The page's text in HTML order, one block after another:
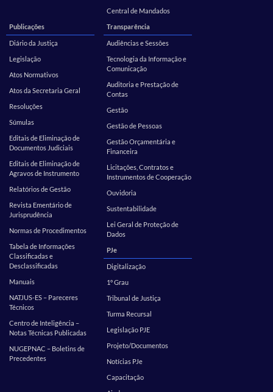
Central de Mandados
Publicações
Diário da Justiça
Legislação
Atos Normativos
Atos da Secretaria Geral
Resoluções
Súmulas
Editais de Eliminação de
Documentos Judiciais
Editais de Eliminação de
Agravos de Instrumento
Relatórios de Gestão
Revista Ementário de
Jurisprudência
Normas de Procedimentos
Tabela de Informações
Classificadas e
Desclassificadas
Manuais
NATJUS-ES – Pareceres
Técnicos
Centro de Inteligência –
Notas Técnicas Publicadas
NUGEPNAC – Boletins de
Precedentes
Transparência
Audiências e Sessões
Tecnologia da Informação e
Comunicação
Auditoria e Prestação de
Contas
Gestão
Gestão de Pessoas
Gestão Orçamentária e
Financeira
Licitações, Contratos e
Instrumentos de Cooperação
Ouvidoria
Sustentabilidade
Lei Geral de Proteção de
Dados
PJe
Digitalização
1º Grau
Tribunal de Justiça
Turma Recursal
Legislação PJE
Projeto/Documentos
Notícias PJe
Capacitação